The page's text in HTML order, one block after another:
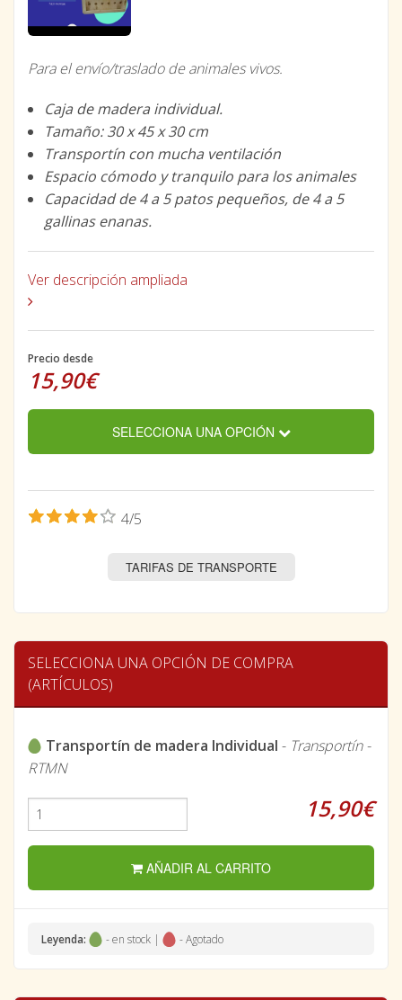
Para el envío/traslado de animales vivos.
Caja de madera individual.
Tamaño: 30 x 45 x 30 cm
Transportín con mucha ventilación
Espacio cómodo y tranquilo para los animales
Capacidad de 4 a 5 patos pequeños, de 4 a 5
gallinas enanas.
Ver descripción ampliada
Precio desde
15,90€
SELECCIONA UNA OPCIÓN
4/5
TARIFAS DE TRANSPORTE
SELECCIONA UNA OPCIÓN DE COMPRA
(ARTÍCULOS)
Transportín de madera Individual - Transportín -
RTMN
15,90€
AÑADIR AL CARRITO
Leyenda: - en stock | - Agotado